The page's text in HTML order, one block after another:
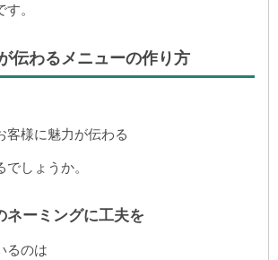
。
伝わるメニューの作り方
客様に魅力が伝わる
でしょうか。
ネーミングに工夫を
るのは